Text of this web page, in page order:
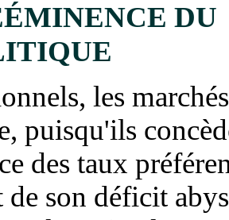
DU
les
puisqu'ils
des taux
de son déficit